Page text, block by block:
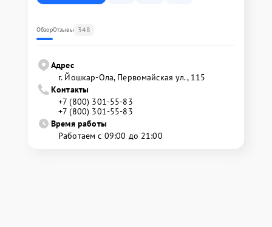
ОбзорОтзывы 348
Адрес
г. Йошкар-Ола, Первомайская ул., 115
Контакты
+7 (800) 301-55-83
+7 (800) 301-55-83
Время работы
Работаем с 09:00 до 21:00